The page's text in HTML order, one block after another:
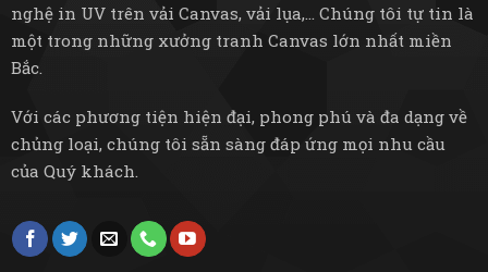
nghệ in UV trên vải Canvas, vải lụa,... Chúng tôi tự tin là
một trong những xưởng tranh Canvas lớn nhất miền
Bắc.
Với các phương tiện hiện đại, phong phú và đa dạng về
chủng loại, chúng tôi sẵn sàng đáp ứng mọi nhu cầu
của Quý khách.